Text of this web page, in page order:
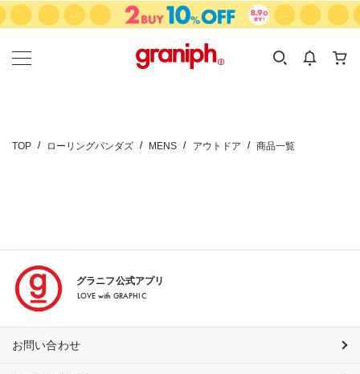
カテゴリーから探す
KIDS
カテゴリ
サイズ
TOP ローリングパンダズ MENS アウトドア 商品一覧
グラニフ公式アプリ
LOVE with GRAPHIC
お問い合わせ